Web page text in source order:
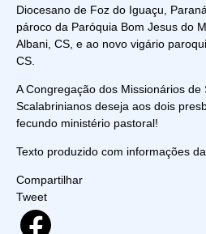
Diocesano de Foz do Iguaçu,
pároco da Paróquia Bom Jesus do
Albani, CS, e ao novo vigário
CS.
A Congregação dos Missionários de
Scalabrinianos deseja aos dois
fecundo ministério pastoral!
Texto produzido com informações
Compartilhar
Tweet